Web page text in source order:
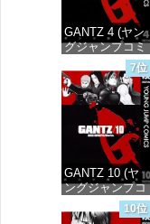
GANTZ 4 (ヤン
グジャンプコミ
ックスDIGITAL)
価格：¥100
7位
GANTZ 10 (ヤ
ングジャンプコ
DIGITAL)
10位